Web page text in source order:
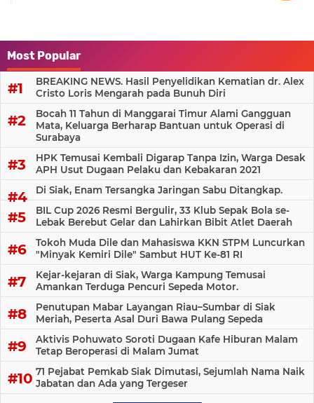
Most Popular
BREAKING NEWS. Hasil Penyelidikan Kematian dr. Alex
Cristo Loris Mengarah pada Bunuh Diri
Bocah 11 Tahun di Manggarai Timur Alami Gangguan
Mata, Keluarga Berharap Bantuan untuk Operasi di
Surabaya
HPK Temusai Kembali Digarap Tanpa Izin, Warga Desak
APH Usut Dugaan Pelaku dan Kebakaran 2021
Di Siak, Enam Tersangka Jaringan Sabu Ditangkap.
BIL Cup 2026 Resmi Bergulir, 33 Klub Sepak Bola se-
Lebak Berebut Gelar dan Lahirkan Bibit Atlet Daerah
Tokoh Muda Dile dan Mahasiswa KKN STPM Luncurkan
"Minyak Kemiri Dile" Sambut HUT Ke-81 RI
Kejar-kejaran di Siak, Warga Kampung Temusai
Amankan Terduga Pencuri Sepeda Motor.
Penutupan Mabar Layangan Riau–Sumbar di Siak
Meriah, Peserta Asal Duri Bawa Pulang Sepeda
Aktivis Pohuwato Soroti Dugaan Kafe Hiburan Malam
Tetap Beroperasi di Malam Jumat
71 Pejabat Pemkab Siak Dimutasi, Sejumlah Nama Naik
Jabatan dan Ada yang Tergeser